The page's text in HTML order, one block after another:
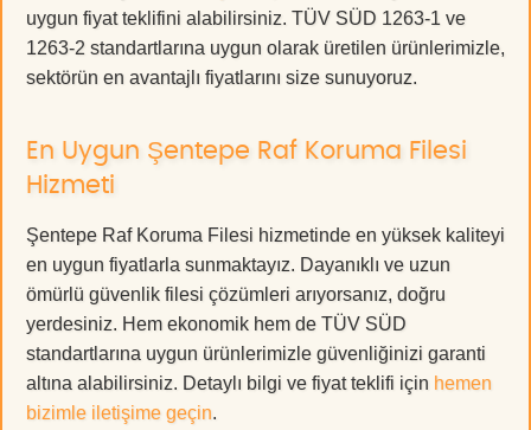
uygun fiyat teklifini alabilirsiniz. TÜV SÜD 1263-1 ve
1263-2 standartlarına uygun olarak üretilen ürünlerimizle,
sektörün en avantajlı fiyatlarını size sunuyoruz.
En Uygun Şentepe Raf Koruma Filesi
Hizmeti
Şentepe Raf Koruma Filesi hizmetinde en yüksek kaliteyi
en uygun fiyatlarla sunmaktayız. Dayanıklı ve uzun
ömürlü güvenlik filesi çözümleri arıyorsanız, doğru
yerdesiniz. Hem ekonomik hem de TÜV SÜD
standartlarına uygun ürünlerimizle güvenliğinizi garanti
altına alabilirsiniz. Detaylı bilgi ve fiyat teklifi için hemen
bizimle iletişime geçin.